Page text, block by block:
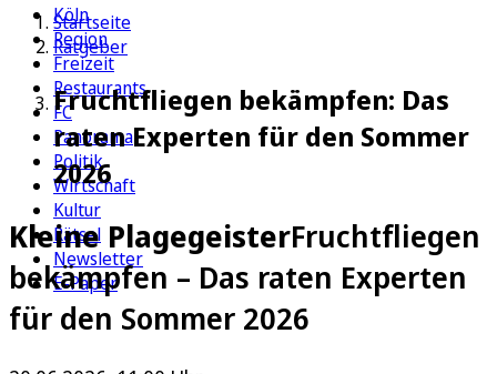
Köln
Region
Freizeit
Restaurants
FC
Panorama
Politik
Wirtschaft
Kultur
Rätsel
Newsletter
E-Paper
Startseite
Ratgeber
Fruchtfliegen bekämpfen: Das
raten Experten für den Sommer
2026
Kleine PlagegeisterFruchtfliegen
bekämpfen – Das raten Experten
für den Sommer 2026